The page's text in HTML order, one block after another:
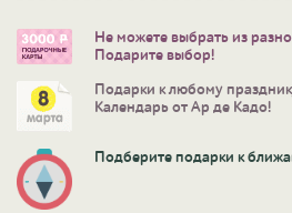
Не можете выбрать из
Подарите выбор!
Подарки к любому
Календарь от Ар де Кадо!
Подберите подарки к